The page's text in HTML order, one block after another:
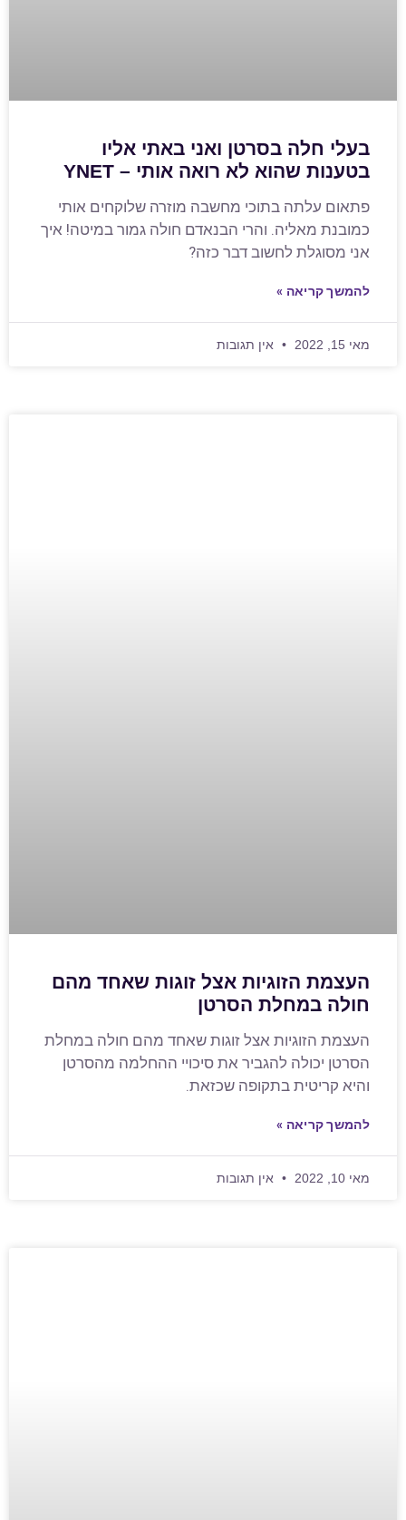
בעלי חלה בסרטן ואני באתי אליו
בטענות שהוא לא רואה אותי – YNET
פתאום עלתה בתוכי מחשבה מוזרה שלוקחים אותי
כמובנת מאליה. והרי הבנאדם חולה גמור במיטה! איך
אני מסוגלת לחשוב דבר כזה?
להמשך קריאה »
מאי 15, 2022 אין תגובות
העצמת הזוגיות אצל זוגות שאחד מהם
חולה במחלת הסרטן
העצמת הזוגיות אצל זוגות שאחד מהם חולה במחלת
הסרטן יכולה להגביר את סיכויי ההחלמה מהסרטן
והיא קריטית בתקופה שכזאת.
להמשך קריאה »
מאי 10, 2022 אין תגובות